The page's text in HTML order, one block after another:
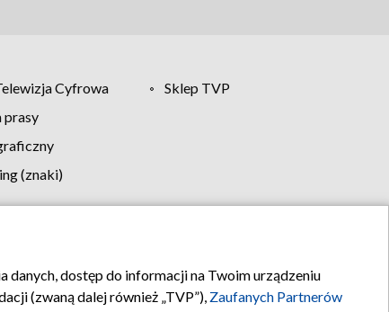
Cyfrowa
Sklep TVP
prasy
(znaki)
Kontakt
dostęp do informacji na Twoim urządzeniu
(zwaną dalej również „TVP”), Zaufanych Partnerów